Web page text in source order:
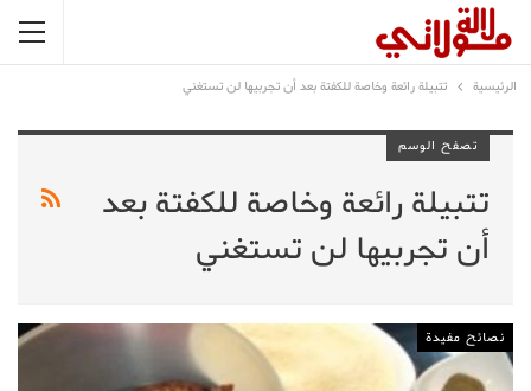
الرئيسية تتبيلة رائعة وخاصة للكفتة بعد أن تجربيها لن تستغني
تصفح الوسم
تتبيلة رائعة وخاصة للكفتة بعد
أن تجربيها لن تستغني
نصائح مفيدة